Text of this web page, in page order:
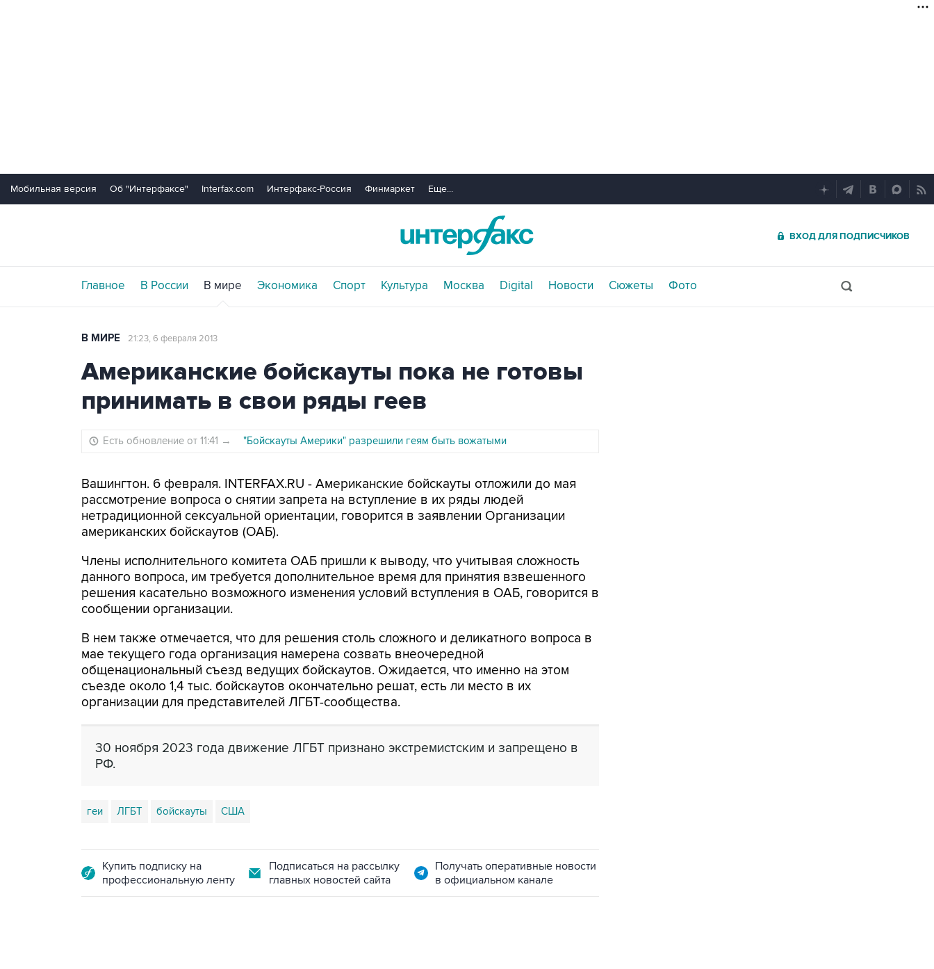
Мобильная версия Об "Интерфаксе" Interfax.com Интерфакс-Россия Финмаркет Еще...
ВХОД ДЛЯ ПОДПИСЧИКОВ
Главное В России В мире Экономика Спорт Культура Москва Digital Новости Сюжеты Фото
В МИРЕ 21:23, 6 февраля 2013
Американские бойскауты пока не готовы
принимать в свои ряды геев
Есть обновление от 11:41 → "Бойскауты Америки" разрешили геям быть вожатыми
Вашингтон. 6 февраля. INTERFAX.RU - Американские бойскауты отложили до мая
рассмотрение вопроса о снятии запрета на вступление в их ряды людей
нетрадиционной сексуальной ориентации, говорится в заявлении Организации
американских бойскаутов (ОАБ).
Члены исполнительного комитета ОАБ пришли к выводу, что учитывая сложность
данного вопроса, им требуется дополнительное время для принятия взвешенного
решения касательно возможного изменения условий вступления в ОАБ, говорится в
сообщении организации.
В нем также отмечается, что для решения столь сложного и деликатного вопроса в
мае текущего года организация намерена созвать внеочередной
общенациональный съезд ведущих бойскаутов. Ожидается, что именно на этом
съезде около 1,4 тыс. бойскаутов окончательно решат, есть ли место в их
организации для представителей ЛГБТ-сообщества.
30 ноября 2023 года движение ЛГБТ признано экстремистским и запрещено в
РФ.
геи ЛГБТ бойскауты США
Купить подписку на
профессиональную ленту
Подписаться на рассылку
главных новостей сайта
Получать оперативные новости
в официальном канале